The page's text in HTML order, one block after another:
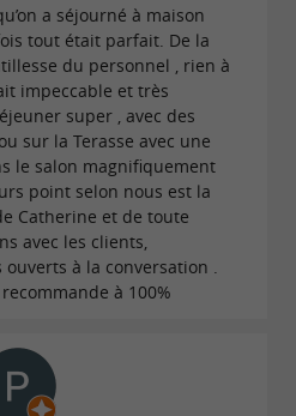
Servi à l'assiette et
il valorise lesproduits
moment de
pour commencer la
et attentionnée
vous sa passion pour
et lesbons plansde
magie de la Maison
alliance parfaite pour
a séjourné à maison
tout était parfait. De la
du personnel , rien à
impeccable et très
super , avec des
sur la Terasse avec une
le salon magnifiquement
point selon nous est la
Catherine et de toute
avec les clients,
à la conversation .
à 100%